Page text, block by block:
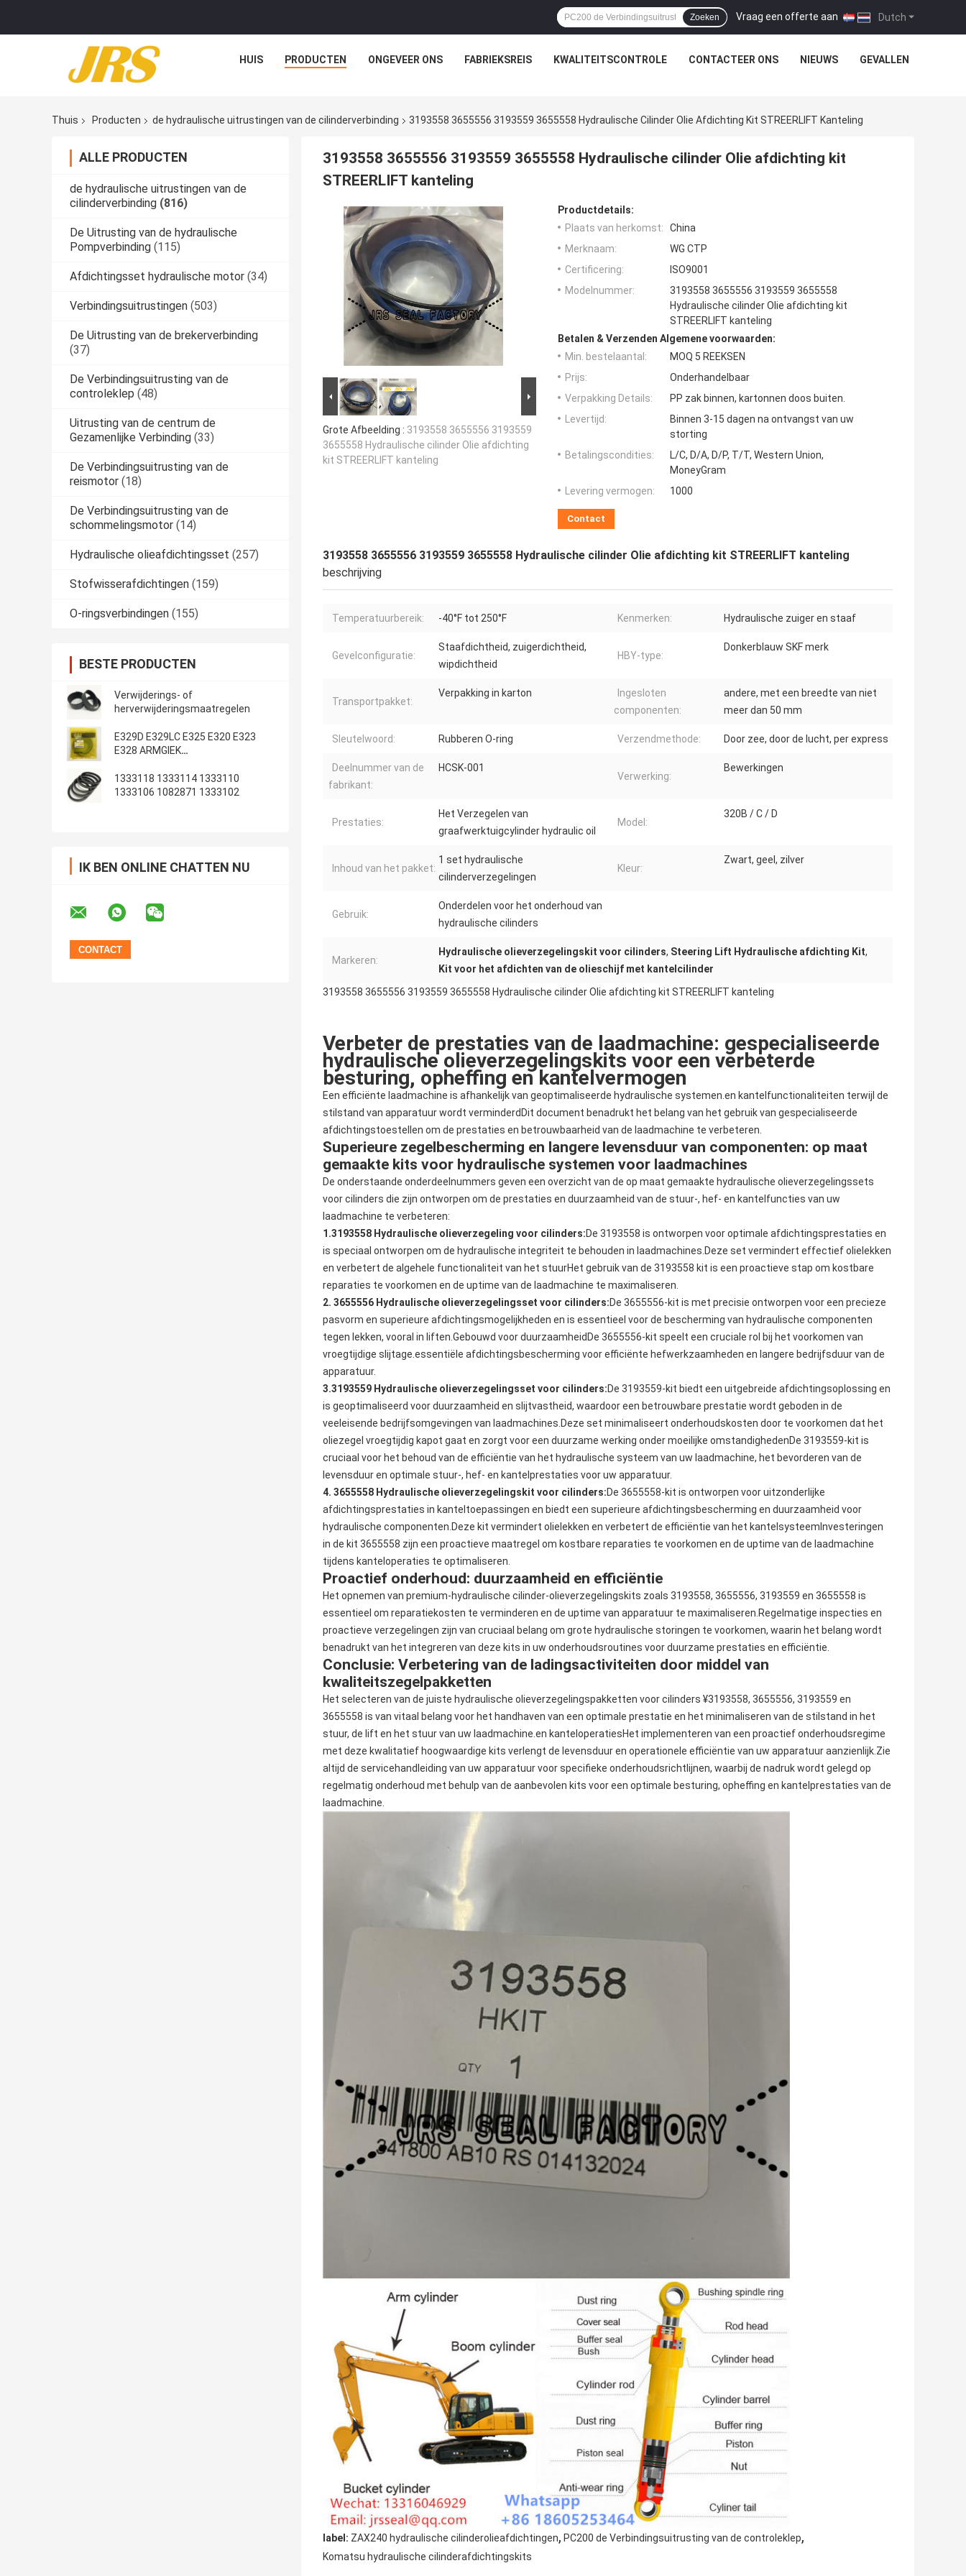
Dutch
Vraag een offerte aan |
Zoeken
HUIS PRODUCTEN ONGEVEER ONS FABRIEKSREIS KWALITEITSCONTROLE CONTACTEER ONS NIEUWS GEVALLEN
Thuis Producten de hydraulische uitrustingen van de cilinderverbinding 3193558 3655556 3193559 3655558 Hydraulische Cilinder Olie Afdichting Kit STREERLIFT Kanteling
ALLE PRODUCTEN
de hydraulische uitrustingen van de
cilinderverbinding (816)
De Uitrusting van de hydraulische
Pompverbinding (115)
Afdichtingsset hydraulische motor (34)
Verbindingsuitrustingen (503)
De Uitrusting van de brekerverbinding
(37)
De Verbindingsuitrusting van de
controleklep (48)
Uitrusting van de centrum de
Gezamenlijke Verbinding (33)
De Verbindingsuitrusting van de
reismotor (18)
De Verbindingsuitrusting van de
schommelingsmotor (14)
Hydraulische olieafdichtingsset (257)
Stofwisserafdichtingen (159)
O-ringsverbindingen (155)
BESTE PRODUCTEN
Verwijderings- of
herverwijderingsmaatregelen
E329D E329LC E325 E320 E323
E328 ARMGIEK
1333118 1333114 1333110
1333106 1082871 1333102
IK BEN ONLINE CHATTEN NU
3193558 3655556 3193559 3655558 Hydraulische cilinder Olie afdichting kit
STREERLIFT kanteling
Grote Afbeelding : 3193558 3655556 3193559
3655558 Hydraulische cilinder Olie afdichting
kit STREERLIFT kanteling
Productdetails:
Plaats van herkomst:
China
Merknaam:
WG CTP
Certificering:
ISO9001
Modelnummer:
3193558 3655556 3193559 3655558
Hydraulische cilinder Olie afdichting kit
STREERLIFT kanteling
Betalen & Verzenden Algemene voorwaarden:
Min. bestelaantal:
MOQ 5 REEKSEN
Prijs:
Onderhandelbaar
Verpakking Details:
PP zak binnen, kartonnen doos buiten.
Levertijd:
Binnen 3-15 dagen na ontvangst van uw
storting
Betalingscondities:
L/C, D/A, D/P, T/T, Western Union,
MoneyGram
Levering vermogen:
1000
Contact
3193558 3655556 3193559 3655558 Hydraulische cilinder Olie afdichting kit STREERLIFT kanteling
beschrijving
Temperatuurbereik: -40°F tot 250°F Kenmerken: Hydraulische zuiger en staaf
Gevelconfiguratie:
Staafdichtheid, zuigerdichtheid,
wipdichtheid
HBY-type:
Donkerblauw SKF merk
Transportpakket:
Verpakking in karton
Ingesloten
componenten:
andere, met een breedte van niet
meer dan 50 mm
Sleutelwoord: Rubberen O-ring Verzendmethode: Door zee, door de lucht, per express
Deelnummer van de
fabrikant:
HCSK-001
Verwerking:
Bewerkingen
Prestaties:
Het Verzegelen van
graafwerktuigcylinder hydraulic oil
Model:
320B / C / D
Inhoud van het pakket:
1 set hydraulische
cilinderverzegelingen
Kleur:
Zwart, geel, zilver
Gebruik:
Onderdelen voor het onderhoud van
hydraulische cilinders
Markeren:
Hydraulische olieverzegelingskit voor cilinders, Steering Lift Hydraulische afdichting Kit,
Kit voor het afdichten van de olieschijf met kantelcilinder
3193558 3655556 3193559 3655558 Hydraulische cilinder Olie afdichting kit STREERLIFT kanteling
Verbeter de prestaties van de laadmachine: gespecialiseerde
hydraulische olieverzegelingskits voor een verbeterde
besturing, opheffing en kantelvermogen
Een efficiënte laadmachine is afhankelijk van geoptimaliseerde hydraulische systemen.en kantelfunctionaliteiten terwijl de
stilstand van apparatuur wordt verminderdDit document benadrukt het belang van het gebruik van gespecialiseerde
afdichtingstoestellen om de prestaties en betrouwbaarheid van de laadmachine te verbeteren.
Superieure zegelbescherming en langere levensduur van componenten: op maat
gemaakte kits voor hydraulische systemen voor laadmachines
De onderstaande onderdeelnummers geven een overzicht van de op maat gemaakte hydraulische olieverzegelingssets
voor cilinders die zijn ontworpen om de prestaties en duurzaamheid van de stuur-, hef- en kantelfuncties van uw
laadmachine te verbeteren:
1.3193558 Hydraulische olieverzegeling voor cilinders:De 3193558 is ontworpen voor optimale afdichtingsprestaties en
is speciaal ontworpen om de hydraulische integriteit te behouden in laadmachines.Deze set vermindert effectief olielekken
en verbetert de algehele functionaliteit van het stuurHet gebruik van de 3193558 kit is een proactieve stap om kostbare
reparaties te voorkomen en de uptime van de laadmachine te maximaliseren.
2. 3655556 Hydraulische olieverzegelingsset voor cilinders:De 3655556-kit is met precisie ontworpen voor een precieze
pasvorm en superieure afdichtingsmogelijkheden en is essentieel voor de bescherming van hydraulische componenten
tegen lekken, vooral in liften.Gebouwd voor duurzaamheidDe 3655556-kit speelt een cruciale rol bij het voorkomen van
vroegtijdige slijtage.essentiële afdichtingsbescherming voor efficiënte hefwerkzaamheden en langere bedrijfsduur van de
apparatuur.
3.3193559 Hydraulische olieverzegelingsset voor cilinders:De 3193559-kit biedt een uitgebreide afdichtingsoplossing en
is geoptimaliseerd voor duurzaamheid en slijtvastheid, waardoor een betrouwbare prestatie wordt geboden in de
veeleisende bedrijfsomgevingen van laadmachines.Deze set minimaliseert onderhoudskosten door te voorkomen dat het
oliezegel vroegtijdig kapot gaat en zorgt voor een duurzame werking onder moeilijke omstandighedenDe 3193559-kit is
cruciaal voor het behoud van de efficiëntie van het hydraulische systeem van uw laadmachine, het bevorderen van de
levensduur en optimale stuur-, hef- en kantelprestaties voor uw apparatuur.
4. 3655558 Hydraulische olieverzegelingskit voor cilinders:De 3655558-kit is ontworpen voor uitzonderlijke
afdichtingsprestaties in kanteltoepassingen en biedt een superieure afdichtingsbescherming en duurzaamheid voor
hydraulische componenten.Deze kit vermindert olielekken en verbetert de efficiëntie van het kantelsysteemInvesteringen
in de kit 3655558 zijn een proactieve maatregel om kostbare reparaties te voorkomen en de uptime van de laadmachine
tijdens kanteloperaties te optimaliseren.
Proactief onderhoud: duurzaamheid en efficiëntie
Het opnemen van premium-hydraulische cilinder-olieverzegelingskits zoals 3193558, 3655556, 3193559 en 3655558 is
essentieel om reparatiekosten te verminderen en de uptime van apparatuur te maximaliseren.Regelmatige inspecties en
proactieve verzegelingen zijn van cruciaal belang om grote hydraulische storingen te voorkomen, waarin het belang wordt
benadrukt van het integreren van deze kits in uw onderhoudsroutines voor duurzame prestaties en efficiëntie.
Conclusie: Verbetering van de ladingsactiviteiten door middel van
kwaliteitszegelpakketten
Het selecteren van de juiste hydraulische olieverzegelingspakketten voor cilinders ¥3193558, 3655556, 3193559 en
3655558 is van vitaal belang voor het handhaven van een optimale prestatie en het minimaliseren van de stilstand in het
stuur, de lift en het stuur van uw laadmachine.en kanteloperatiesHet implementeren van een proactief onderhoudsregime
met deze kwalitatief hoogwaardige kits verlengt de levensduur en operationele efficiëntie van uw apparatuur aanzienlijk.Zie
altijd de servicehandleiding van uw apparatuur voor specifieke onderhoudsrichtlijnen, waarbij de nadruk wordt gelegd op
regelmatig onderhoud met behulp van de aanbevolen kits voor een optimale besturing, opheffing en kantelprestaties van de
laadmachine.
label: ZAX240 hydraulische cilinderolieafdichtingen, PC200 de Verbindingsuitrusting van de controleklep,
Komatsu hydraulische cilinderafdichtingskits